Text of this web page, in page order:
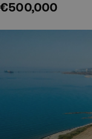
€500,000